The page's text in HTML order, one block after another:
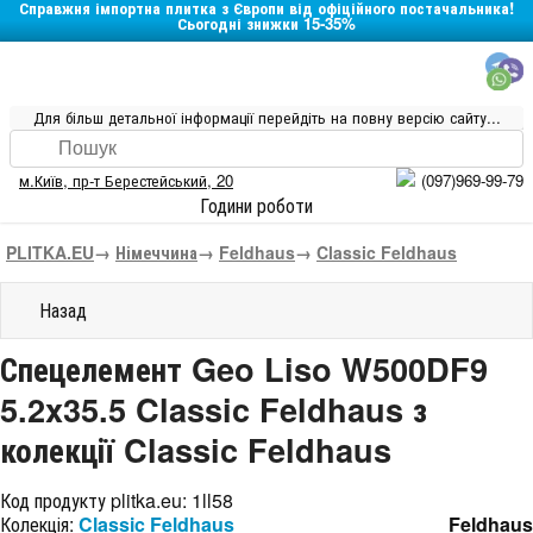
Справжня імпортна плитка з Європи від офіційного постачальника!
Сьогодні знижки 15-35%
Для більш детальної інформації перейдіть на повну версію сайту...
м.Київ, пр-т Берестейський, 20 (097)969-99-79
Години роботи
PLITKA.EU→ Німеччина→ Feldhaus→ Classic Feldhaus
Назад
Спецелемент Geo Liso W500DF9
5.2x35.5 Classic Feldhaus з
колекції Classic Feldhaus
Код продукту plitka.eu: 1ll58
Колекція: Classic Feldhaus Feldhaus